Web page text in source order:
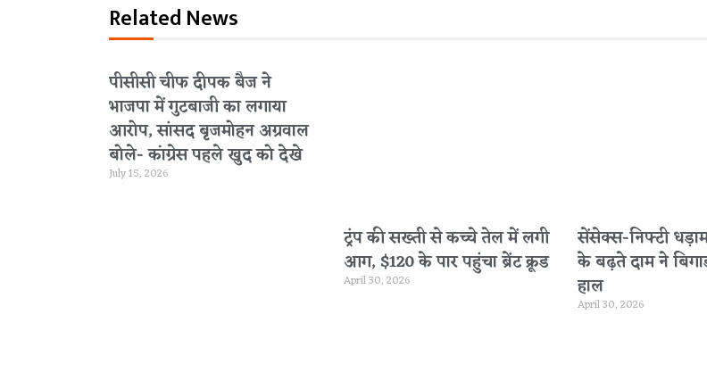
Related News
पीसीसी चीफ दीपक बैज ने
भाजपा में गुटबाजी का लगाया
आरोप, सांसद बृजमोहन अग्रवाल
बोले- कांग्रेस पहले खुद को देखे
July 15, 2026
ट्रंप की सख्ती से कच्चे तेल में लगी
आग, $120 के पार पहुंचा ब्रेंट क्रूड
April 30, 2026
सेंसेक्स-निफ्टी
के बढ़ते दाम ने
हाल
April 30, 2026